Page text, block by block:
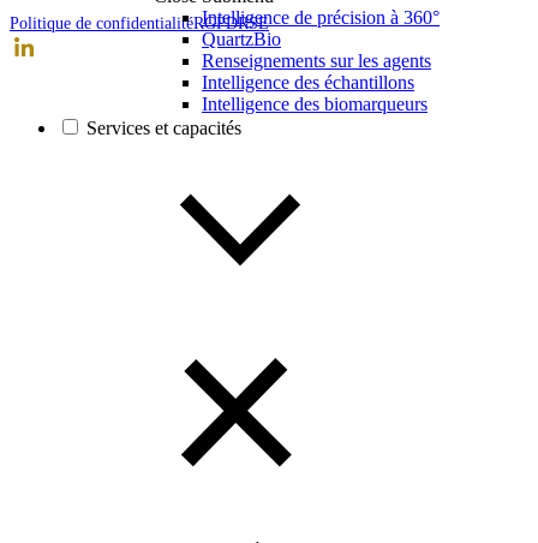
Intelligence de précision à 360°
QuartzBio
Renseignements sur les agents
Intelligence des échantillons
Intelligence des biomarqueurs
Services et capacités
Politique de confidentialitéRGPDRSE